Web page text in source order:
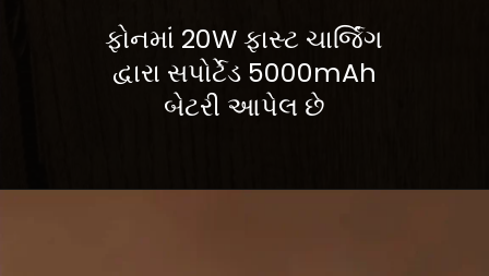
ફોનમાં 20W ફાસ્ટ ચાર્જિંગ
દ્વારા સપોર્ટેડ 5000mAh
બેટરી આપેલ છે